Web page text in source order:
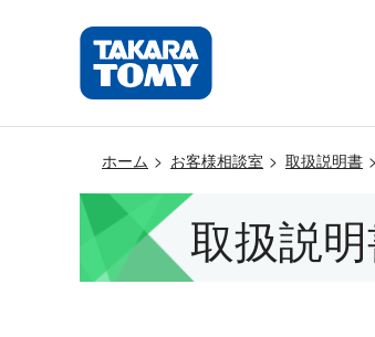
ホーム お客様相談室 取扱説明書
取扱説